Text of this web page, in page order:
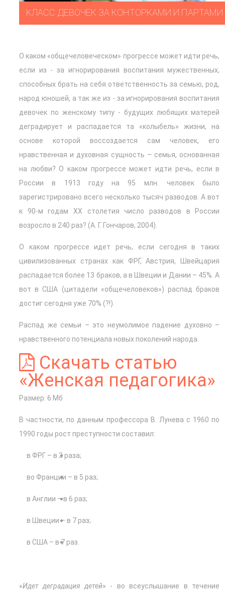
КЛАСС ДЕВОЧЕК ЗА КОНТОРКАМИ И ПАРТАМИ
О каком «общечеловеческом» прогрессе может идти речь,
если из - за игнорирования воспитания мужественных,
способных брать на себя ответственность за семью, род,
народ юношей, а так же из - за игнорирования воспитания
девочек по женскому типу - будущих любящих матерей
деградирует и распадается та «колыбель» жизни, на
основе которой воссоздается сам человек, его
нравственная и духовная сущность – семья, основанная
на любви? О каком прогрессе может идти речь, если в
России в 1913 году на 95 млн. человек было
зарегистрировано всего несколько тысяч разводов. А вот
к 90-м годам ХХ столетия число разводов в России
возросло в 240 раз? (А. Г. Гончаров, 2004).
О каком прогрессе идет речь, если сегодня в таких
цивилизованных странах как ФРГ, Австрия, Швейцария
распадается более 13 браков, а в Швеции и Дании – 45%. А
вот в США (цитадели «общечеловеков») распад браков
достиг сегодня уже 70% (?!).
Распад же семьи – это неумолимое падение духовно –
нравственного потенциала новых поколений народа.
Скачать статью
«Женская педагогика»
Размер: 6 Мб
В частности, по данным профессора В. Лунева с 1960 по
1990 годы рост преступности составил:
в ФРГ – в 3 раза;
во Франции – в 5 раз;
в Англии – в 6 раз;
в Швеции – в 7 раз;
в США – в 7 раз.
«Идет деградация детей» - во всеуслышание в течение